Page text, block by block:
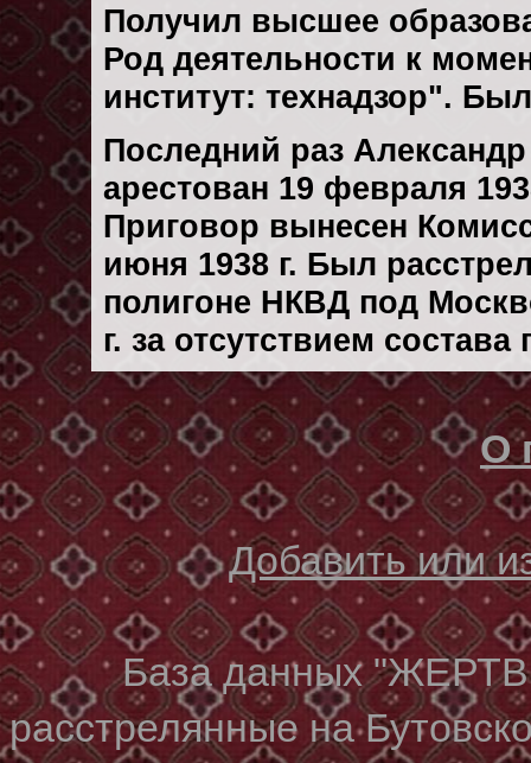
Получил высшее
Род деятельности к
институт: технадзор".
Последний раз
арестован 19 февраля
Приговор вынесен
июня 1938 г. Был
полигоне НКВД под
г. за отсутствием
О
Добавить или
База данных
расстрелянные на